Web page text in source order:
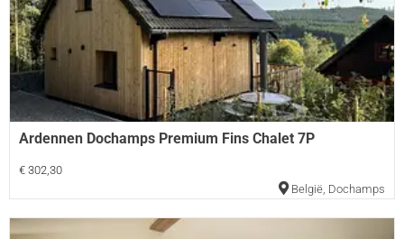
Ardennen Dochamps Premium Fins Chalet 7P
€ 302,30
België Dochamps